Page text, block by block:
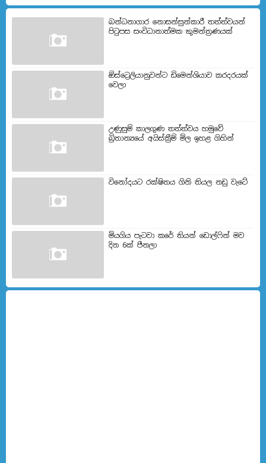
බන්ධනාගාර නොසන්සුන්කාරී තත්ත්වයන්
පිටුපස සංවිධානාත්මක කුමන්ත්‍රණයක්
ඕස්ට්‍රෙලියානුවන්ට ඩිමෙන්ශියාව කරදරයක්
වෙලා
උණුසුම් කාලගුණ තත්ත්වය හමුවේ
බ්‍රිතාන්‍යයේ අයිස්ක්‍රීම් මිල ඉහළ ගිහින්
විනෝදයට රක්ෂිතය ගිනි තියල නඩු වැටේ
මියගිය පැටවා කරේ තියන් ඩොල්ෆින් මව
දින 6ක් පීනලා